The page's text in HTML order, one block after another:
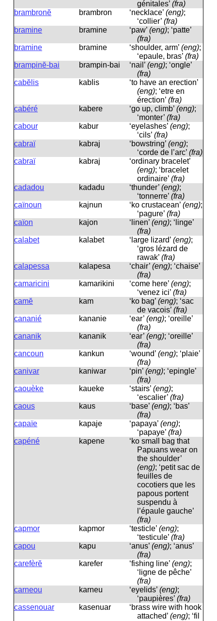
génitales’ (fra)
brambronĕ
brambron ‘necklace’ (eng);
‘collier’ (fra)
bramine
bramine ‘paw’ (eng); ‘patte’
(fra)
bramine
bramine ‘shoulder, arm’ (eng);
‘epaule, bras’ (fra)
brampinĕ-bai
brampin-bai ‘nail’ (eng); ‘ongle’
(fra)
cabĕlis
kablis
‘to have an erection’
(eng); ‘etre en
érection’ (fra)
cabéré
kabere ‘go up, climb’ (eng);
‘monter’ (fra)
cabour
kabur ‘eyelashes’ (eng);
‘cils’ (fra)
cabraï
kabraj ‘bowstring’ (eng);
‘corde de l’arc’ (fra)
cabraï
kabraj
‘ordinary bracelet’
(eng); ‘bracelet
ordinaire’ (fra)
cadadou
kadadu ‘thunder’ (eng);
‘tonnerre’ (fra)
caïnoun
kajnun ‘ko crustacean’ (eng);
‘pagure’ (fra)
caïon
kajon ‘linen’ (eng); ‘linge’
(fra)
calabet
kalabet ‘large lizard’ (eng);
‘gros lézard de
rawak’ (fra)
calapessa
kalapesa ‘chair’ (eng); ‘chaise’
(fra)
camaricini
kamarikini ‘come here’ (eng);
‘venez ici’ (fra)
camĕ
kam ‘ko bag’ (eng); ‘sac
de vacois’ (fra)
cananié
kananie ‘ear’ (eng); ‘oreille’
(fra)
cananik
kananik ‘ear’ (eng); ‘oreille’
(fra)
cancoun
kankun ‘wound’ (eng); ‘plaie’
(fra)
canivar
kaniwar ‘pin’ (eng); ‘epingle’
(fra)
caouèke
kaueke ‘stairs’ (eng);
‘escalier’ (fra)
caous
kaus ‘base’ (eng); ‘bas’
(fra)
capaïe
kapaje ‘papaya’ (eng);
‘papaye’ (fra)
capéné
kapene
‘ko small bag that
Papuans wear on
the shoulder’
(eng); ‘petit sac de
feuilles de
cocotiers que les
papous portent
suspendu à
l’épaule gauche’
(fra)
capmor
kapmor ‘testicle’ (eng);
‘testicule’ (fra)
capou
kapu ‘anus’ (eng); ‘anus’
(fra)
carefèrĕ
karefer ‘fishing line’ (eng);
‘ligne de pêche’
(fra)
carneou
karneu ‘eyelids’ (eng);
‘paupières’ (fra)
cassenouar
kasenuar
‘brass wire with hook
attached’ (eng); ‘fil